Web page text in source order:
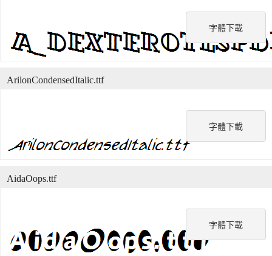
字體下載
字體下載
ArilonCondensedItalic.ttf
字體下載
AidaOops.ttf